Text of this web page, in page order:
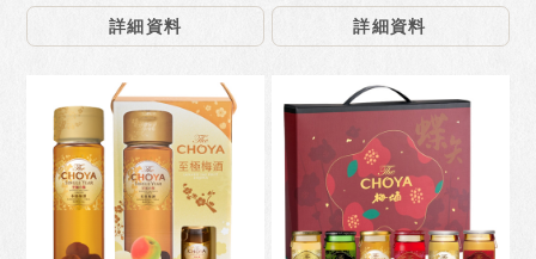
詳細資料 詳細資料